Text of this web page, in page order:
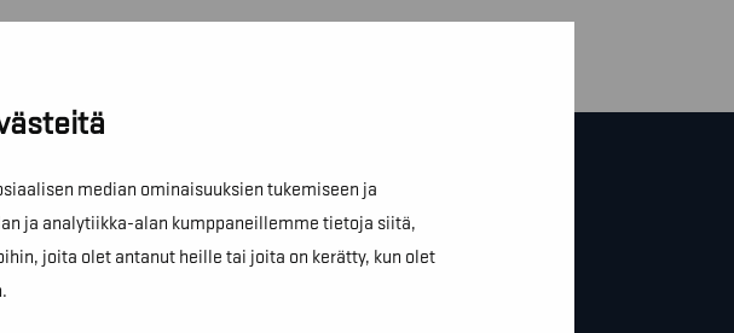
median ominaisuuksien tukemiseen ja
ja analytiikka-alan kumppaneillemme tietoja siitä,
joita olet antanut heille tai joita on kerätty, kun olet